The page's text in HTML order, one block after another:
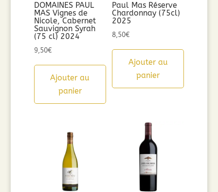
DOMAINES PAUL
MAS Vignes de
Nicole, Cabernet
Sauvignon Syrah
(75 cl) 2024
9,50€
Ajouter au
panier
Paul Mas Réserve
Chardonnay (75cl)
2025
8,50€
Ajouter au
panier